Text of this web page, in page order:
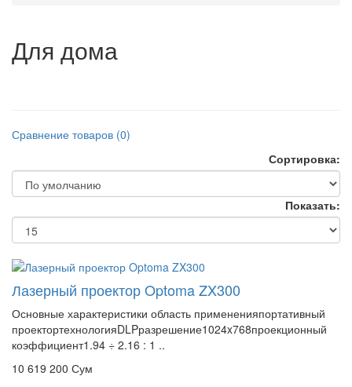
Для дома
Сравнение товаров (0)
Сортировка:
Показать:
Лазерный проектор Optoma ZX300
Основные характеристики область примененияпортативный
проектортехнологияDLPразрешение1024x768проекционный
коэффициент1.94 ÷ 2.16 : 1 ..
10 619 200 Сум